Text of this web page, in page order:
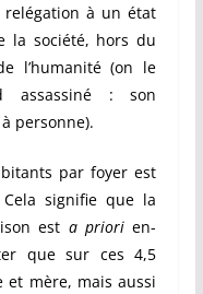
relégation à un état
la société, hors du
l’humanité (on le
assassiné : son
personne).
par foyer est
signifie que la
est a priorien-
que sur ces 4,5
et mère, mais aussi